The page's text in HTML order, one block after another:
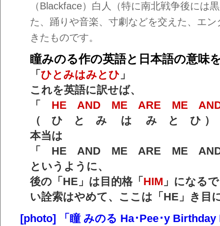
（Blackface）白人（特に南北戦争後には
た、踊りや音楽、寸劇などを交えた、エ
きたものです。
瞳みのる作の英語と日本語の意味
「 ひとみはみとひ 」
これを英語に訳せば、
「 HE AND ME ARE ME
（ ひ と み は み と ひ ）
本当は
「 HE AND ME ARE ME
というように、
後の「HE」は目的格「 HIM 」になる
い詮索はやめて、ここは「HE」き目
[photo] 「瞳 みのる Ha･Pee･y Birthday